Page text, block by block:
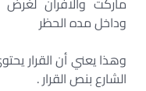
وداخل مده الحظر
وهذا يعني أن القرار
الشارع بنص القرار .